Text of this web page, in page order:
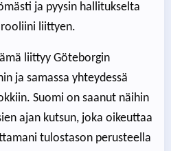
ja pyysin hallitukselta
liittyen.
liittyy Göteborgin
ja samassa yhteydessä
Suomi on saanut näihin
ajan kutsun, joka oikeuttaa
tulostason perusteella